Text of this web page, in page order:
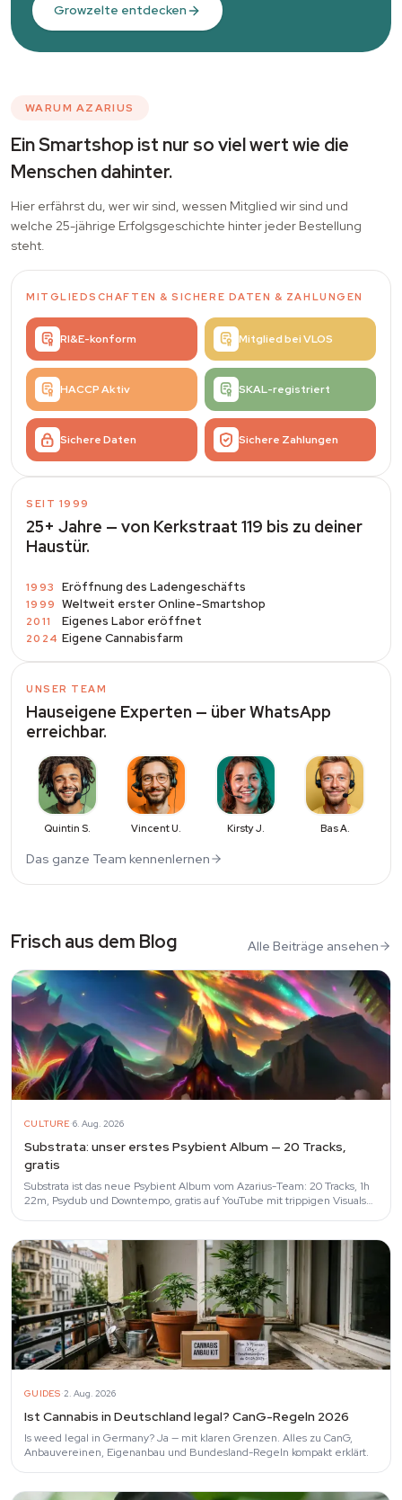
Growzelte entdecken
WARUM AZARIUS
Ein Smartshop ist nur so viel wert wie die
Menschen dahinter.
Hier erfährst du, wer wir sind, wessen Mitglied wir sind und
welche 25-jährige Erfolgsgeschichte hinter jeder Bestellung
steht.
MITGLIEDSCHAFTEN &SICHERE DATEN & ZAHLUNGEN
RI&E-konform Mitglied bei VLOS
HACCP Aktiv SKAL-registriert
Sichere Daten Sichere Zahlungen
SEIT 1999
25+ Jahre — von Kerkstraat 119 bis zu deiner
Haustür.
1993 Eröffnung des Ladengeschäfts
1999 Weltweit erster Online-Smartshop
2011 Eigenes Labor eröffnet
2024 Eigene Cannabisfarm
UNSER TEAM
Hauseigene Experten — über WhatsApp
erreichbar.
Quintin S. Vincent U. Kirsty J. Bas A.
Das ganze Team kennenlernen
Frisch aus dem Blog Alle Beiträge ansehen
CULTURE·6. Aug. 2026
Substrata: unser erstes Psybient Album — 20 Tracks,
gratis
Substrata ist das neue Psybient Album vom Azarius-Team: 20 Tracks, 1h
22m, Psydub und Downtempo, gratis auf YouTube mit trippigen Visuals
GUIDES·2. Aug. 2026
Ist Cannabis in Deutschland legal? CanG-Regeln 2026
Is weed legal in Germany? Ja — mit klaren Grenzen. Alles zu CanG,
Anbauvereinen, Eigenanbau und Bundesland-Regeln kompakt erklärt.